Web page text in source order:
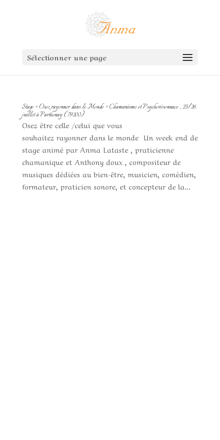
Sélectionner une page
Stage « Osez rayonner dans le Monde » Chamanisme et Psychorésonnace , 25/26
juillet à Parthenay ( 79200)
Osez être celle /celui que vous
souhaitez rayonner dans le monde Un week end de
stage animé par Anma Lataste , praticienne
chamanique et Anthony doux , compositeur de
musiques dédiées au bien-être, musicien, comédien,
formateur, praticien sonore, et concepteur de la...